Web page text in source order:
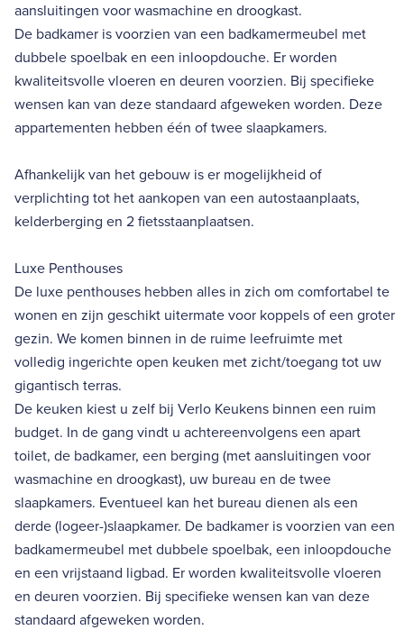
aansluitingen voor wasmachine en droogkast.
De badkamer is voorzien van een badkamermeubel met
dubbele spoelbak en een inloopdouche. Er worden
kwaliteitsvolle vloeren en deuren voorzien. Bij specifieke
wensen kan van deze standaard afgeweken worden. Deze
appartementen hebben één of twee slaapkamers.
Afhankelijk van het gebouw is er mogelijkheid of
verplichting tot het aankopen van een autostaanplaats,
kelderberging en 2 fietsstaanplaatsen.
Luxe Penthouses
De luxe penthouses hebben alles in zich om comfortabel te
wonen en zijn geschikt uitermate voor koppels of een groter
gezin. We komen binnen in de ruime leefruimte met
volledig ingerichte open keuken met zicht/toegang tot uw
gigantisch terras.
De keuken kiest u zelf bij Verlo Keukens binnen een ruim
budget. In de gang vindt u achtereenvolgens een apart
toilet, de badkamer, een berging (met aansluitingen voor
wasmachine en droogkast), uw bureau en de twee
slaapkamers. Eventueel kan het bureau dienen als een
derde (logeer-)slaapkamer. De badkamer is voorzien van een
badkamermeubel met dubbele spoelbak, een inloopdouche
en een vrijstaand ligbad. Er worden kwaliteitsvolle vloeren
en deuren voorzien. Bij specifieke wensen kan van deze
standaard afgeweken worden.